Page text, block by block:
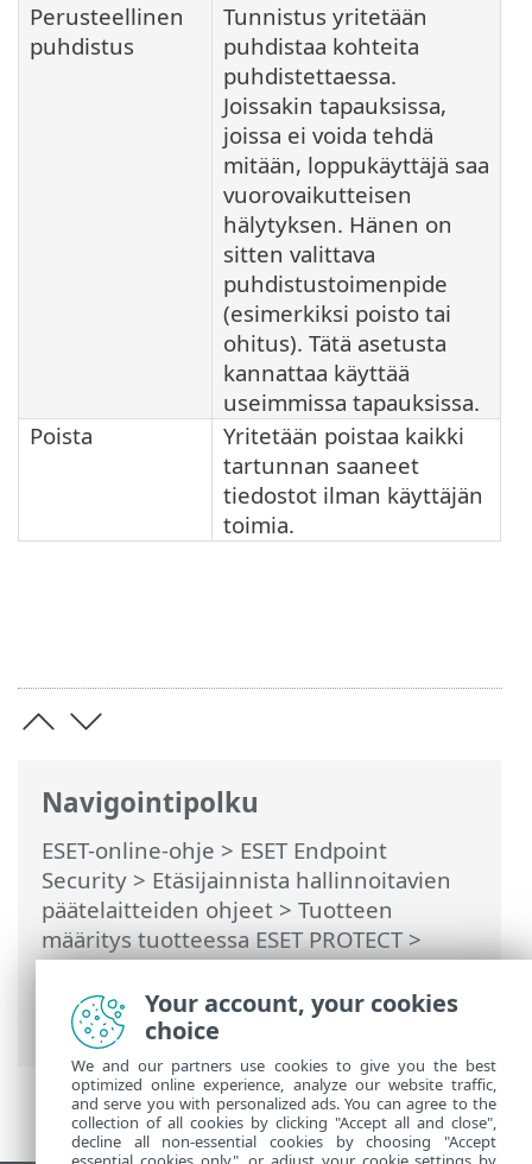
Navigointipolku
ESET-online-ohje > ESET Endpoint
Security > Etäsijainnista hallinnoitavien
päätelaitteiden ohjeet > Tuotteen
määritys tuotteessa ESET PROTECT>
Tunnistusohjelma>
Haittaohjelmatarkistukset>ThreatSense-
parametrit> Puhdistustasot
Perusteellinen
puhdistus
Tunnistus yritetään
puhdistaa kohteita
puhdistettaessa.
Joissakin tapauksissa,
joissa ei voida tehdä
mitään, loppukäyttäjä saa
vuorovaikutteisen
hälytyksen. Hänen on
sitten valittava
puhdistustoimenpide
(esimerkiksi poisto tai
ohitus). Tätä asetusta
kannattaa käyttää
useimmissa tapauksissa.
Poista
Yritetään poistaa kaikki
tartunnan saaneet
tiedostot ilman käyttäjän
toimia.
Your account, your cookies
choice
We and our partners use cookies to give you the best
optimized online experience, analyze our website traffic,
and serve you with personalized ads. You can agree to the
collection of all cookies by clicking "Accept all and close",
decline all non-essential cookies by choosing "Accept